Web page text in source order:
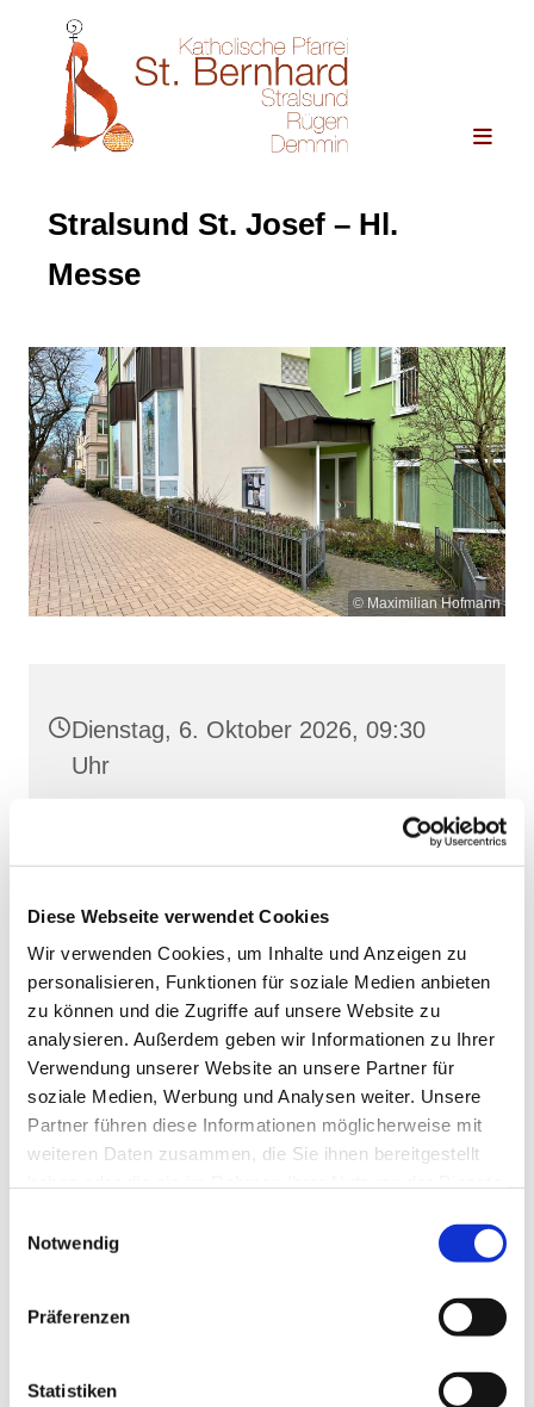
Diese Webseite verwendet Cookies
Wir verwenden Cookies, um Inhalte und Anzeigen zu
personalisieren, Funktionen für soziale Medien anbieten
zu können und die Zugriffe auf unsere Website zu
analysieren. Außerdem geben wir Informationen zu Ihrer
Verwendung unserer Website an unsere Partner für
soziale Medien, Werbung und Analysen weiter. Unsere
Partner führen diese Informationen möglicherweise mit
weiteren Daten zusammen, die Sie ihnen bereitgestellt
Notwendig
Präferenzen
Statistiken
Stralsund St. Josef – Hl.
Messe
© Maximilian Hofmann
Dienstag, 6. Oktober 2026, 09:30
Uhr
St. Josef, Stralsund, Jungfernstieg
3A, 18437 Stralsund